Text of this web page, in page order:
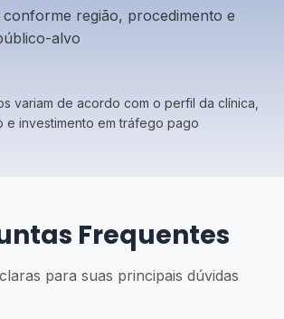
conforme região, procedimento e
alvo
variam de acordo com o perfil da clínica,
e investimento em tráfego pago
Frequentes
para suas principais dúvidas